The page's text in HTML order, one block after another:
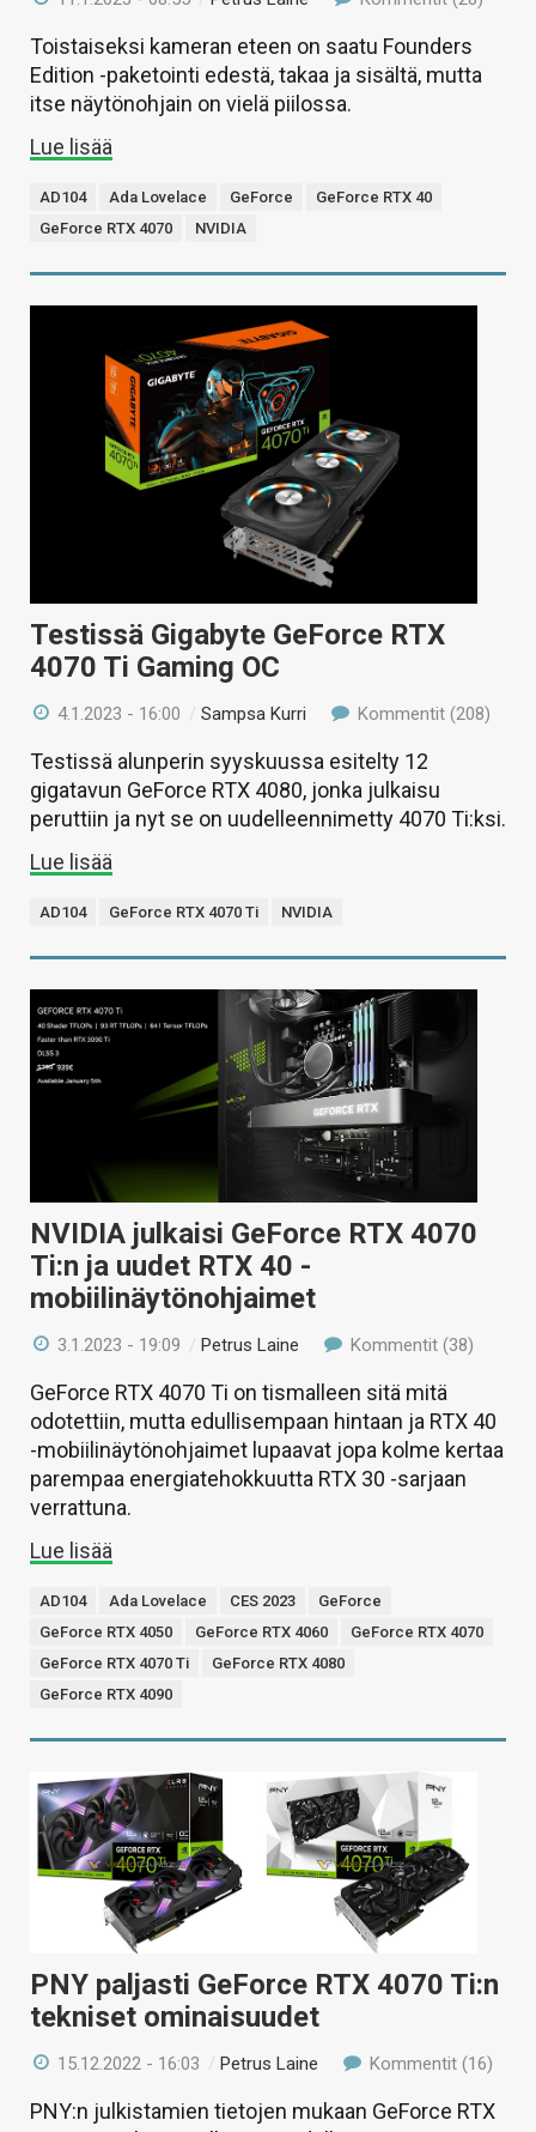
Toistaiseksi kameran eteen on saatu Founders
Edition -paketointi edestä, takaa ja sisältä, mutta
itse näytönohjain on vielä piilossa.
Lue lisää
AD104 Ada Lovelace GeForce
GeForce RTX 40
GeForce RTX 4070
NVIDIA
Testissä Gigabyte GeForce RTX
4070 Ti Gaming OC
4.1.2023 - 16:00 /Sampsa Kurri Kommentit (208)
Testissä alunperin syyskuussa esitelty 12
gigatavun GeForce RTX 4080, jonka julkaisu
peruttiin ja nyt se on uudelleennimetty 4070 Ti:ksi.
Lue lisää
AD104 GeForce RTX 4070 Ti NVIDIA
NVIDIA julkaisi GeForce RTX 4070
Ti:n ja uudet RTX 40 -
mobiilinäytönohjaimet
3.1.2023 - 19:09 /Petrus Laine Kommentit (38)
GeForce RTX 4070 Ti on tismalleen sitä mitä
odotettiin, mutta edullisempaan hintaan ja RTX 40
-mobiilinäytönohjaimet lupaavat jopa kolme kertaa
parempaa energiatehokkuutta RTX 30 -sarjaan
verrattuna.
Lue lisää
AD104 Ada Lovelace CES 2023
GeForce
GeForce RTX 4050
GeForce RTX 4060
GeForce RTX 4070
GeForce RTX 4070 Ti
GeForce RTX 4080
GeForce RTX 4090
PNY paljasti GeForce RTX 4070 Ti:n
tekniset ominaisuudet
15.12.2022 - 16:03 /Petrus Laine Kommentit (16)
PNY:n julkistamien tietojen mukaan GeForce RTX